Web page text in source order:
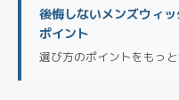
後悔しないメンズウィ
ポイント
選び方のポイントをもっ